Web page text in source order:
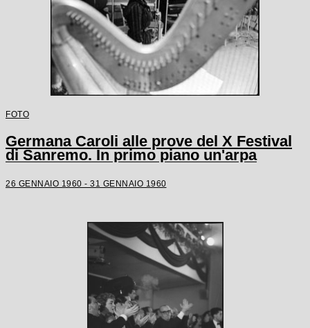
FOTO
Germana Caroli alle prove del X Festival
di Sanremo. In primo piano un'arpa
26 GENNAIO 1960 - 31 GENNAIO 1960